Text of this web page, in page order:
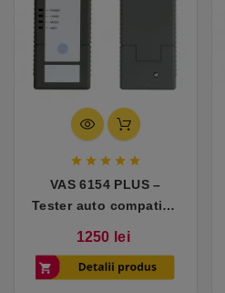
    
VAS 6154 PLUS –
Tester auto compatibil
1250 lei